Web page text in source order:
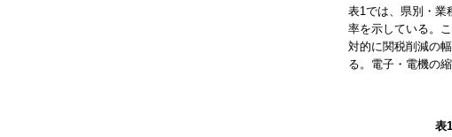
表1では、県別・業
率を示している。
対的に関税削減の
る。電子・電機の
表